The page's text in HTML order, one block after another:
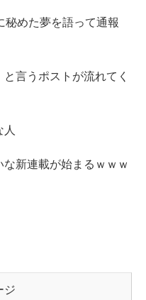
秘めた夢を語って通報
言うポストが流れてく
新連載が始まるｗｗｗ
ジ